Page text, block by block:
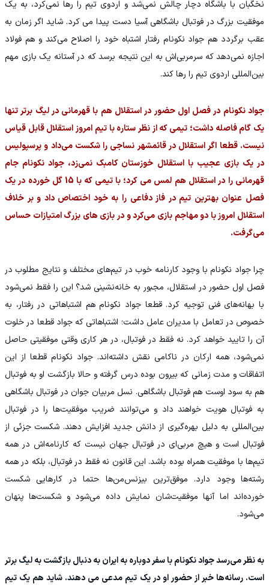
نخگبان با باشگاه دچار چالش نمی‌شد و اردوی تیم را رها نمی‌کرد، به یک
موفقیت بزرگ در فوتبال باشگاهی آسیا دست پیدا می کرد. شاید اگر زمان به
عقب برگردد هم جواد نکونام رفتار اشتباه خود را اصلاح می‌کند و هم فولاد
اجازه نمی‌دهد که سرمربی‌اش به این نتیجه برسد که در آستانه یک بازی مهم
بین‌المللی اردوی تیم را رها کند.
جواد نکونام در فصل اول حضور در استقلال هم با قهرمانی در لیگ برتر تنها
یک گام فاصله داشت؛ تیمی که از نظر ستاره با تیم امروز استقلال قابل قیاس
نیست. قطعا اگر استقلال در قائمشهر نساجی را شکست می‌داد و پرسپولیس
در یک بازی عجیب با استقلال خوزستان کامبک نمی‌زد، جواد نکونام جام
قهرمانی را در استقلال هم لمس می کرد؛ با تیمی که با 15 گل خورده در یک
فصل عنوان بهترین تیم در فاز دفاعی را به خود اختصاص داد و بر خلاف
استقلال امروز با دو مهاجم بازی می‌کرد و در بازی های بزرگ امتیازات حساس
می‌گرفت.
چرا جواد نکونام با وجود کارنامه خوب در تیم‌های مختلف و نتایج مطلوب در
فصل اول حضور در استقلال، مجبور به خانه‌نشینی شد؟ این را فقط نمی‌شود
با بهانه‌های فنی توجیه کرد. قطعا جواد نکونام هم اشتباهاتی در رفتار، به
خصوص در تعامل با مدیران عامل داشت؛ اشتباهاتی که جواد قطعا در خلوت
آن را تایید خواهد کرد. نه فقط در فوتبال، در هر کاری وقتی موفقیتی حاصل
نمی‌شود، همه ارکان در ناکامی نقش داشته‌اند. جواد نکونام قطعا از این
اتفاقات و مدت زمانی که بیرون بوده درس گرفته و حالا بازگشت او به فوتبال
هم به سود اوست هم فوتبال باشگاهی. نسل مربیان جوان در فوتبال باشگاهی
به فوتبال هویت خواهند داد و می‌توانند ضریب موفقیت‌ها را در فوتبال
بین‌المللی به دلیل بهره‌گیری از دانش جدید افزایش دهند. شکست جزئی از
فوتبال است و هیچ مربی‌ای در فوتبال جهان نیست که کارنامه‌اش در همه
تیم‌ها با موفقیت همراه بوده باشد. این قانون نه فقط در فوتبال، بلکه در همه
رشته‌ها وجود دارد. موفق‌ترین بیزنس‌من‌ها حتما در کارهایی شکست
خورده‌اند اما آنها موفقیت‌شان نمایش داده می‌شود و شکست‌ها پنهان
می‌شود.
به نظر می‌رسد جواد نکونام با سفر دوباره به ایران به دنبال بازگشت به لیگ برتر
است. رسانه‌ها خبر از حضور او در یک تیم مدعی می دهند. شاید هم یک تیم